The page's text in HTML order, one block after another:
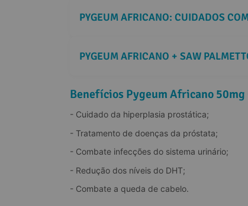
PYGEUM AFRICANO: CUIDADOS
PYGEUM AFRICANO + SAW
Benefícios Pygeum Africano
- Cuidado da hiperplasia prostática;
- Tratamento de doenças da próstata;
- Combate infecções do sistema urinário;
- Redução dos níveis do DHT;
- Combate a queda de cabelo.